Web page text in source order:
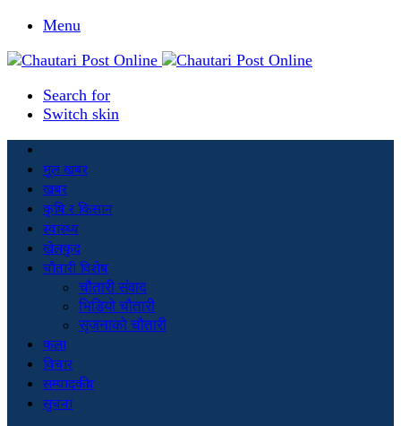
Menu
Search for
Switch skin
मूल खबर
खबर
कृषि र किसान
स्वास्थ्य
खेलकुद
चौतारी विशेष
चौतारी संवाद
भिडियो चौतारी
सृजनाको चौतारी
कला
विचार
सम्पादकीय
सुचना